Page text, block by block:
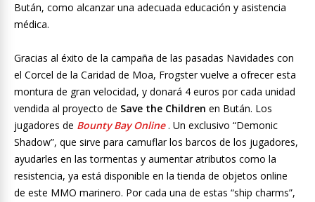
Bután, como alcanzar una adecuada educación y asistencia
médica.
Gracias al éxito de la campaña de las pasadas Navidades con
el Corcel de la Caridad de Moa, Frogster vuelve a ofrecer esta
montura de gran velocidad, y donará 4 euros por cada unidad
vendida al proyecto de Save the Children en Bután. Los
jugadores de Bounty Bay Online. Un exclusivo “Demonic
Shadow”, que sirve para camuflar los barcos de los jugadores,
ayudarles en las tormentas y aumentar atributos como la
resistencia, ya está disponible en la tienda de objetos online
de este MMO marinero. Por cada una de estas “ship charms”,